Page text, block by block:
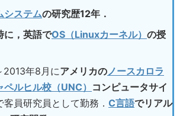
システムの研究歴12年．
に，英語でOS（Linuxカーネル） の授
2013年8月にアメリカのノースカロラ
ルヒル校（UNC） コンピュータサイ
客員研究員として勤務． C言語でリアル